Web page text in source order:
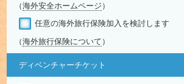
（海外安全ホームページ ）
任意の海外旅行保険加入を検討します
（海外旅行保険について ）
ディベンチャーチケット